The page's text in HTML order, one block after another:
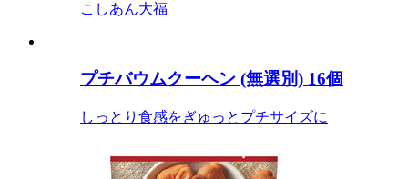
こしあん大福
プチバウムクーヘン (無選別) 16個
しっとり食感をぎゅっとプチサイズに